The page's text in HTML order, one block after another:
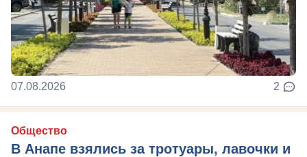
07.08.2026 2
Общество
В Анапе взялись за тротуары, лавочки и